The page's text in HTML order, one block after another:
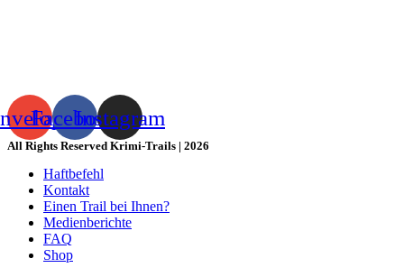
FacebookInstagram
All Rights Reserved Krimi-Trails | 2026
Haftbefehl
Kontakt
Einen Trail bei Ihnen?
Medienberichte
FAQ
Shop